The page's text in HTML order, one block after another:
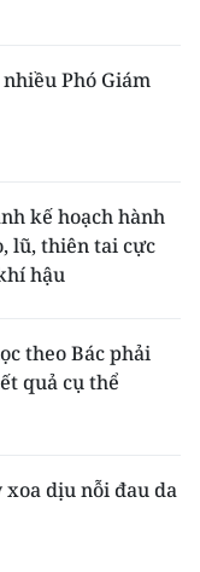
Phó Giám
kế hoạch hành
lũ, thiên tai cực
hậu
theo Bác phải
quả cụ thể
xoa dịu nỗi đau da